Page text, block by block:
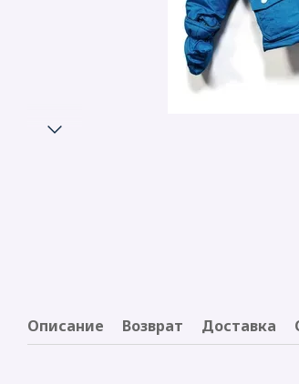
Описание Возврат Доставка